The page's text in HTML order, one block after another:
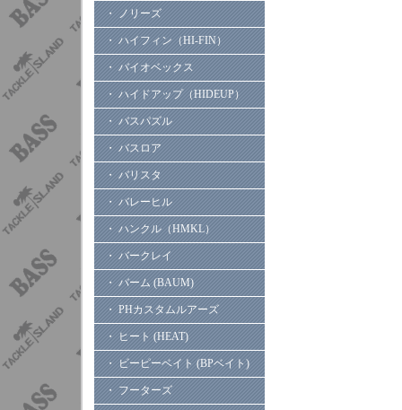
・ ノリーズ
・ ハイフィン（HI-FIN）
・ バイオベックス
・ ハイドアップ（HIDEUP）
・ バスパズル
・ バスロア
・ バリスタ
・ バレーヒル
・ ハンクル（HMKL）
・ バークレイ
・ バーム (BAUM)
・ PHカスタムルアーズ
・ ヒート (HEAT)
・ ビーピーベイト (BPベイト)
・ フーターズ